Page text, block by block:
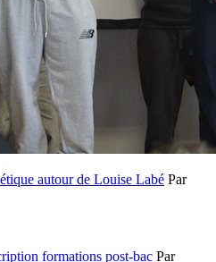
autour de Louise Labé Par
formations post-bac Par